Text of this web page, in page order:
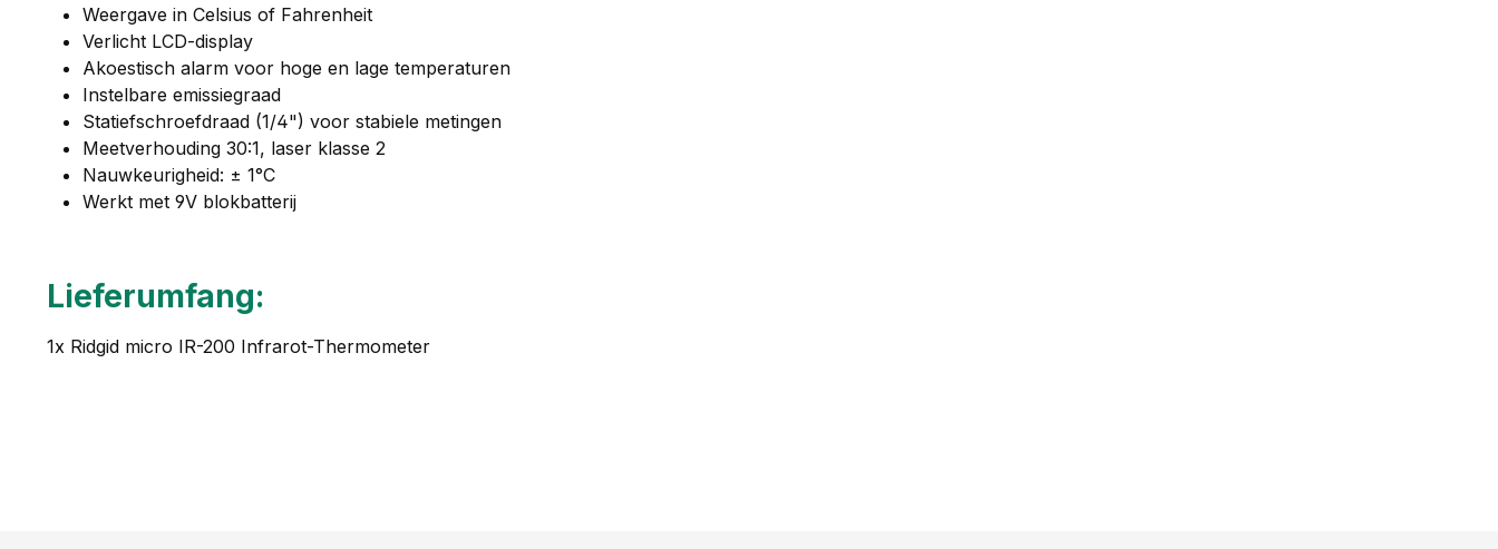
Weergave in Celsius of Fahrenheit
Verlicht LCD-display
Akoestisch alarm voor hoge en lage temperaturen
Instelbare emissiegraad
Statiefschroefdraad (1/4") voor stabiele metingen
Meetverhouding 30:1, laser klasse 2
Nauwkeurigheid: ± 1°C
Werkt met 9V blokbatterij
Lieferumfang:
1x Ridgid micro IR-200 Infrarot-Thermometer